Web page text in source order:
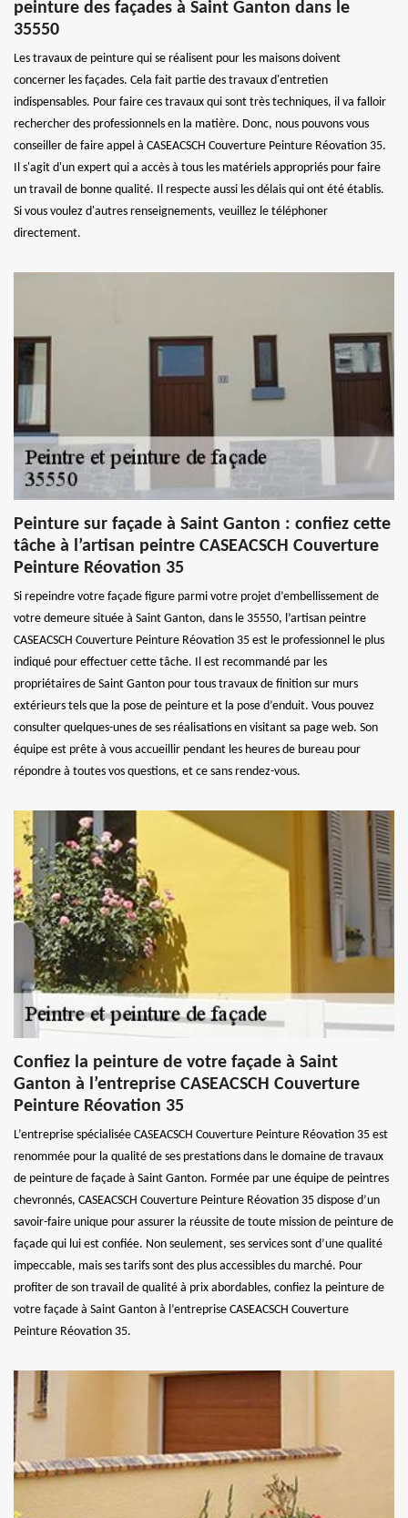
peinture des façades à Saint Ganton dans le
35550
Les travaux de peinture qui se réalisent pour les maisons doivent
concerner les façades. Cela fait partie des travaux d'entretien
indispensables. Pour faire ces travaux qui sont très techniques, il va falloir
rechercher des professionnels en la matière. Donc, nous pouvons vous
conseiller de faire appel à CASEACSCH Couverture Peinture Réovation 35.
Il s'agit d'un expert qui a accès à tous les matériels appropriés pour faire
un travail de bonne qualité. Il respecte aussi les délais qui ont été établis.
Si vous voulez d'autres renseignements, veuillez le téléphoner
directement.
Peinture sur façade à Saint Ganton : confiez cette
tâche à l’artisan peintre CASEACSCH Couverture
Peinture Réovation 35
Si repeindre votre façade figure parmi votre projet d’embellissement de
votre demeure située à Saint Ganton, dans le 35550, l’artisan peintre
CASEACSCH Couverture Peinture Réovation 35 est le professionnel le plus
indiqué pour effectuer cette tâche. Il est recommandé par les
propriétaires de Saint Ganton pour tous travaux de finition sur murs
extérieurs tels que la pose de peinture et la pose d’enduit. Vous pouvez
consulter quelques-unes de ses réalisations en visitant sa page web. Son
équipe est prête à vous accueillir pendant les heures de bureau pour
répondre à toutes vos questions, et ce sans rendez-vous.
Confiez la peinture de votre façade à Saint
Ganton à l’entreprise CASEACSCH Couverture
Peinture Réovation 35
L’entreprise spécialisée CASEACSCH Couverture Peinture Réovation 35 est
renommée pour la qualité de ses prestations dans le domaine de travaux
de peinture de façade à Saint Ganton. Formée par une équipe de peintres
chevronnés, CASEACSCH Couverture Peinture Réovation 35 dispose d’un
savoir-faire unique pour assurer la réussite de toute mission de peinture de
façade qui lui est confiée. Non seulement, ses services sont d’une qualité
impeccable, mais ses tarifs sont des plus accessibles du marché. Pour
profiter de son travail de qualité à prix abordables, confiez la peinture de
votre façade à Saint Ganton à l’entreprise CASEACSCH Couverture
Peinture Réovation 35.